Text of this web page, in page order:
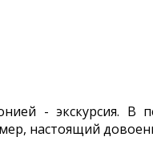
- экскурсия.
настоящий